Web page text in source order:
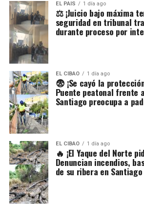
EL PAIS 1 día ago
⚖️ ¡Juicio bajo máxima
seguridad en tribunal
durante proceso por
EL CIBAO 1 día ago
😨 ¡Se cayó la
Puente peatonal frente
Santiago preocupa a
EL CIBAO 1 día ago
🔥 ¡El Yaque del Norte
Denuncian incendios,
de su ribera en Santiago